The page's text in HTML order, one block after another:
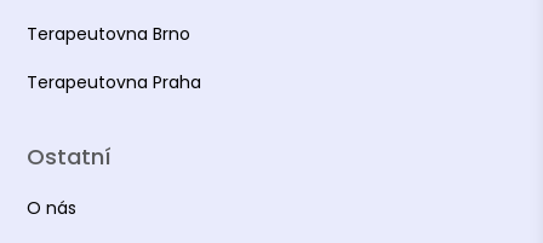
Terapeutovna Brno
Terapeutovna Praha
Ostatní
O nás